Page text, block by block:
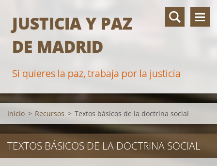
JUSTICIA Y PAZ
DE MADRID
Si quieres la paz, trabaja por la justicia
Inicio > Recursos > Textos básicos de la doctrina social
TEXTOS BÁSICOS DE LA DOCTRINA SOCIAL